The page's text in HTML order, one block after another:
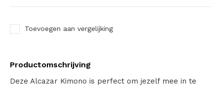
Toevoegen aan vergelijking
Productomschrijving
Deze Alcazar Kimono is perfect om jezelf mee in te